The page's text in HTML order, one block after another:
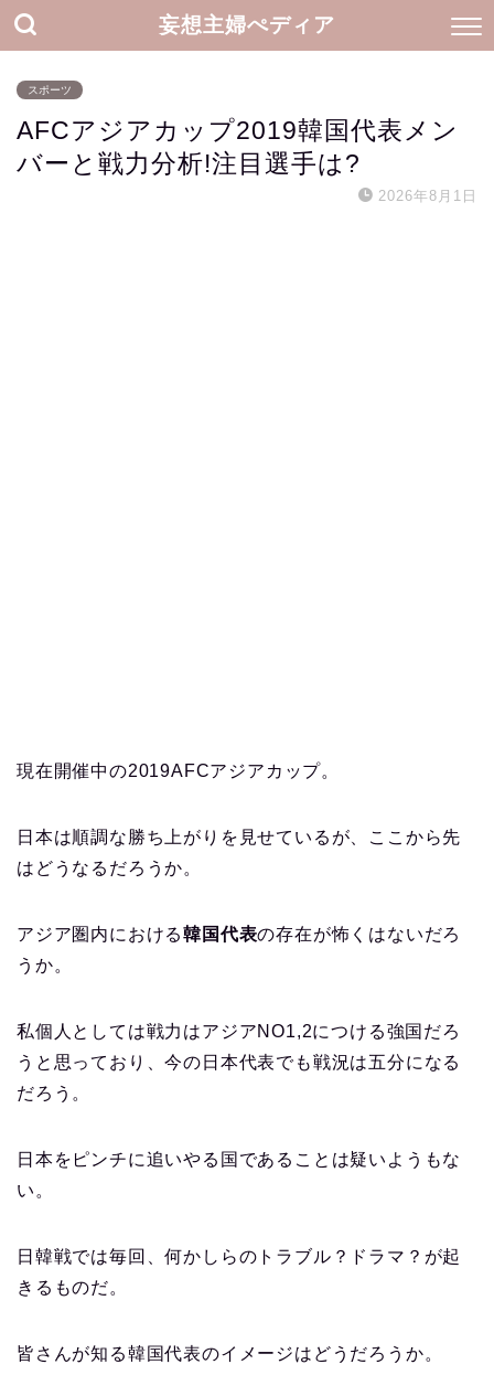
妄想主婦ぺディア
スポーツ
AFCアジアカップ2019韓国代表メン
バーと戦力分析!注目選手は?
2026年8月1日
現在開催中の2019AFCアジアカップ。
日本は順調な勝ち上がりを見せているが、ここから先
はどうなるだろうか。
アジア圏内における韓国代表の存在が怖くはないだろ
うか。
私個人としては戦力はアジアNO1,2につける強国だろ
うと思っており、今の日本代表でも戦況は五分になる
だろう。
日本をピンチに追いやる国であることは疑いようもな
い。
日韓戦では毎回、何かしらのトラブル？ドラマ？が起
きるものだ。
皆さんが知る韓国代表のイメージはどうだろうか。